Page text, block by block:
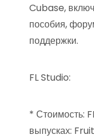
Cubase,
пособия,
поддержки.
FL Studio:
* Стоимость:
выпусках: